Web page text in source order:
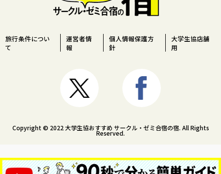
旅行条件につい
て
運営者情
報
個人情報保護方
針
大学生協店舗
用
Copyright © 2022 大学生協おすすめ サークル・ゼミ合宿の宿. All Rights
Reserved.